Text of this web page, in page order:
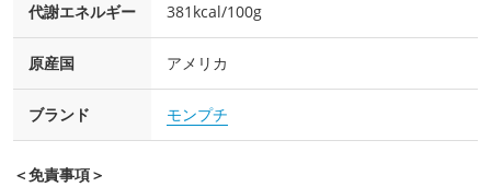
代謝エネルギー 381kcal/100g
原産国 アメリカ
ブランド モンプチ
＜免責事項＞